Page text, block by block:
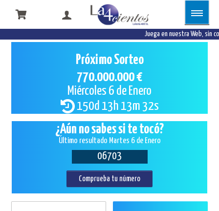
Juega en nuestra Web, sin
Próximo Sorteo
770.000.000 €
Miércoles 6 de Enero
150d 13h 13m 32s
¿Aún no sabes si te tocó?
Último resultado Martes 6 de Enero
06703
Comprueba tu número